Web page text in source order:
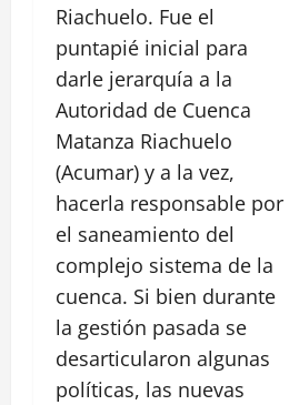
Riachuelo. Fue el
puntapié inicial para
darle jerarquía a la
Autoridad de Cuenca
Matanza Riachuelo
(Acumar) y a la vez,
hacerla responsable por
el saneamiento del
complejo sistema de la
cuenca. Si bien durante
la gestión pasada se
desarticularon algunas
políticas, las nuevas